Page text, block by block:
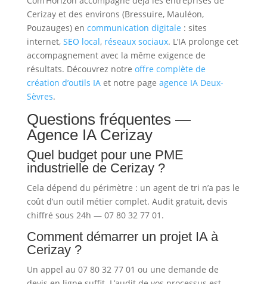
Cerizay et des environs (Bressuire, Mauléon,
Pouzauges) en communication digitale : sites
internet, SEO local, réseaux sociaux. L’IA prolonge cet
accompagnement avec la même exigence de
résultats. Découvrez notre offre complète de
création d’outils IAet notre page agence IA Deux-
Sèvres.
Questions fréquentes —
Agence IA Cerizay
Quel budget pour une PME
industrielle de Cerizay ?
Cela dépend du périmètre : un agent de tri n’a pas le
coût d’un outil métier complet. Audit gratuit, devis
chiffré sous 24h — 07 80 32 77 01.
Comment démarrer un projet IA à
Cerizay ?
Un appel au 07 80 32 77 01 ou une demande de